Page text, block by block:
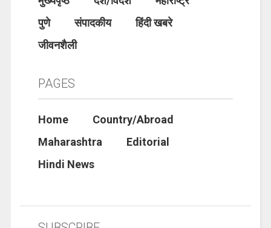
पुणे
संपादकीय
हिंदी खबरे
जीवनशैली
PAGES
Home
Country/Abroad
Maharashtra
Editorial
Hindi News